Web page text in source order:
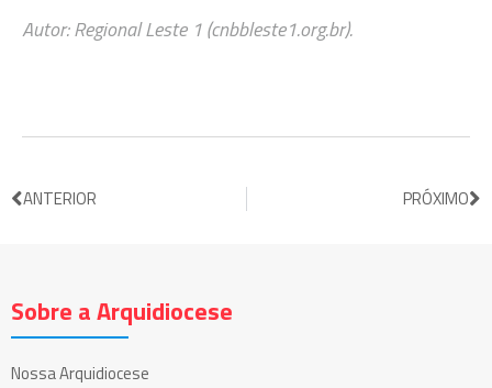
Autor: Regional Leste 1 (cnbbleste1.org.br).
ANTERIOR PRÓXIMO
Sobre a Arquidiocese
Nossa Arquidiocese